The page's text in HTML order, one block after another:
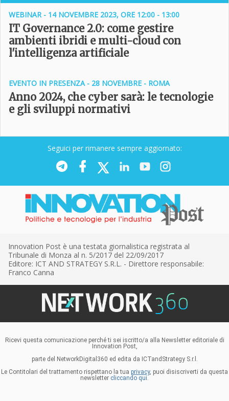
WEBINAR - 14 NOVEMBRE 2023, ORE 12:00 - 13:00
IT Governance 2.0: come gestire
ambienti ibridi e multi-cloud con
l'intelligenza artificiale
EVENTO IN PRESENZA - 28 NOVEMBRE - ROMA
Anno 2024, che cyber sarà: le tecnologie
e gli sviluppi normativi
Seguici per rimanere sempre aggiornato:
Innovation Post è una testata giornalistica registrata al
Tribunale di Monza al n. 5/2017 del 22/09/2017
Editore: ICT AND STRATEGY S.R.L. - Direttore responsabile:
Franco Canna
Ricevi questa comunicazione perché ti sei iscritto/a alla Newsletter editoriale di
Innovation Post,
parte del NetworkDigital360 ed edita da ICTandStrategy S.r.l.
Le Contitolari del trattamento rispettano la tua privacy, puoi disiscriverti da questa
newsletter cliccando qui.